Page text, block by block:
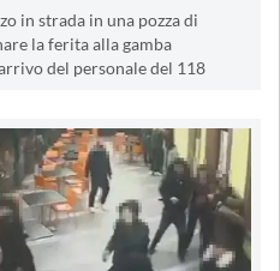
in strada in una pozza di
la ferita alla gamba
del personale del 118